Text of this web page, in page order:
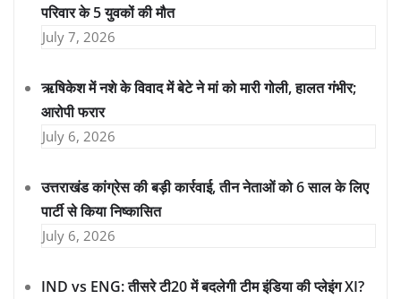
परिवार के 5 युवकों की मौत
July 7, 2026
ऋषिकेश में नशे के विवाद में बेटे ने मां को मारी गोली, हालत गंभीर;
आरोपी फरार
July 6, 2026
उत्तराखंड कांग्रेस की बड़ी कार्रवाई, तीन नेताओं को 6 साल के लिए
पार्टी से किया निष्कासित
July 6, 2026
IND vs ENG: तीसरे टी20 में बदलेगी टीम इंडिया की प्लेइंग XI?